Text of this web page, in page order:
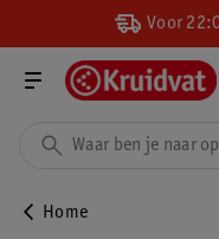
Voor
Home